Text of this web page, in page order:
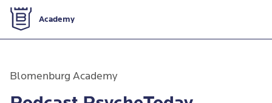
Zur Startseite
Academy
Blomenburg Academy